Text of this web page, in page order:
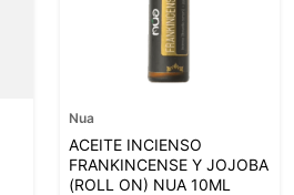
Nua
ACEITE INCIENSO
FRANKINCENSE Y JOJOBA
(ROLL ON) NUA 10ML